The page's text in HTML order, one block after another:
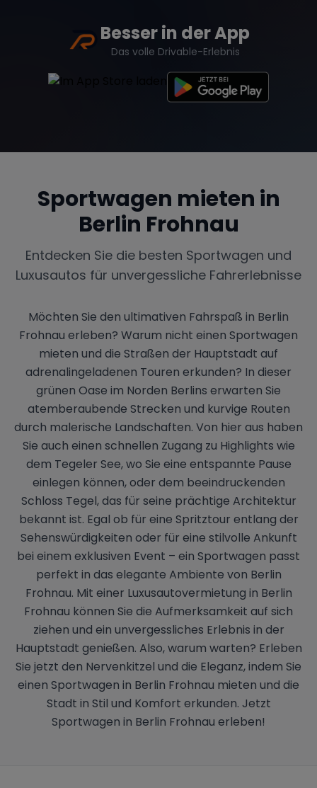
Besser in der App
Das volle Drivable-Erlebnis
Sportwagen mieten in
Berlin Frohnau
Entdecken Sie die besten Sportwagen und
Luxusautos für unvergessliche Fahrerlebnisse
Möchten Sie den ultimativen Fahrspaß in Berlin
Frohnau erleben? Warum nicht einen Sportwagen
mieten und die Straßen der Hauptstadt auf
adrenalingeladenen Touren erkunden? In dieser
grünen Oase im Norden Berlins erwarten Sie
atemberaubende Strecken und kurvige Routen
durch malerische Landschaften. Von hier aus haben
Sie auch einen schnellen Zugang zu Highlights wie
dem Tegeler See, wo Sie eine entspannte Pause
einlegen können, oder dem beeindruckenden
Schloss Tegel, das für seine prächtige Architektur
bekannt ist. Egal ob für eine Spritztour entlang der
Sehenswürdigkeiten oder für eine stilvolle Ankunft
bei einem exklusiven Event – ein Sportwagen passt
perfekt in das elegante Ambiente von Berlin
Frohnau. Mit einer Luxusautovermietung in Berlin
Frohnau können Sie die Aufmerksamkeit auf sich
ziehen und ein unvergessliches Erlebnis in der
Hauptstadt genießen. Also, warum warten? Erleben
Sie jetzt den Nervenkitzel und die Eleganz, indem Sie
einen Sportwagen in Berlin Frohnau mieten und die
Stadt in Stil und Komfort erkunden. Jetzt
Sportwagen in Berlin Frohnau erleben!